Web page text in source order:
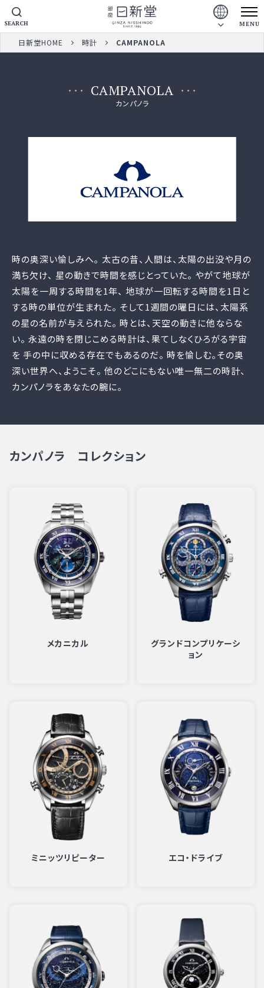
MENU
SEARCH
日新堂HOME 時計 CAMPANOLA
CAMPANOLA
カンパノラ
時の奥深い愉しみへ｡ 太古の昔、人間は、太陽の出没や月の
満ち欠け、 星の動きで時間を感じとっていた。 やがて地球が
太陽を一周する時間を1年、 地球が一回転する時間を1日と
する時の単位が生まれた。 そして1週間の曜日には、太陽系
の星の名前が与えられた。 時とは、天空の動きに他ならな
い。 永遠の時を閉じこめる時計は、果てしなくひろがる宇宙
を 手の中に収める存在でもあるのだ。 時を愉しむ。その奥
深い世界へ、ようこそ。 他のどこにもない唯一無二の時計、
カンパノラをあなたの腕に。
カンパノラ コレクション
メカニカル
グランドコンプリケーシ
ョン
ミニッツリピーター エコ・ドライブ